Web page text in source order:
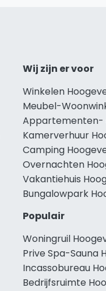
Wij zijn er voor
Winkelen
Meubel-
Appartementen-
Kamerverhuur
Camping
Overnachten
Vakantiehuis
Bungalowpark
Populair
Woningruil
Prive Spa-Sauna
Incassobureau
Bedrijfsruimte